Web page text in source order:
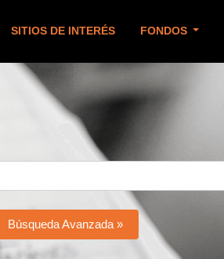
SITIOS DE INTERÉS FONDOS
Búsqueda Avanzada »